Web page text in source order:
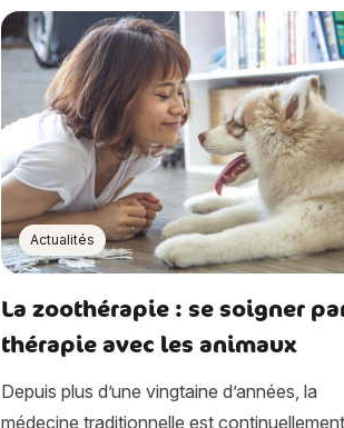
Actualités
La zoothérapie : se soigner
thérapie avec les animaux
Depuis plus d’une vingtaine d’années, la
médecine traditionnelle est continuellement